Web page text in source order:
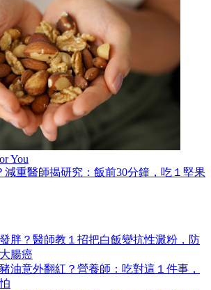
You
減重醫師揭研究：飯前30分鐘，吃１堅果
胖？醫師教１招把白飯變抗性澱粉，防
腸癌
油意外翻紅？營養師：吃對這１件事，